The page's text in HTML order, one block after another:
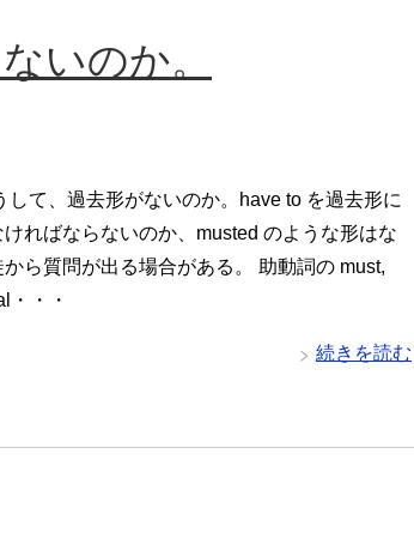
いのか。
して、過去形がないのか。have to を過去形に
ければならないのか、musted のような形はな
ら質問が出る場合がある。 助動詞の must,
・・・
続きを読む